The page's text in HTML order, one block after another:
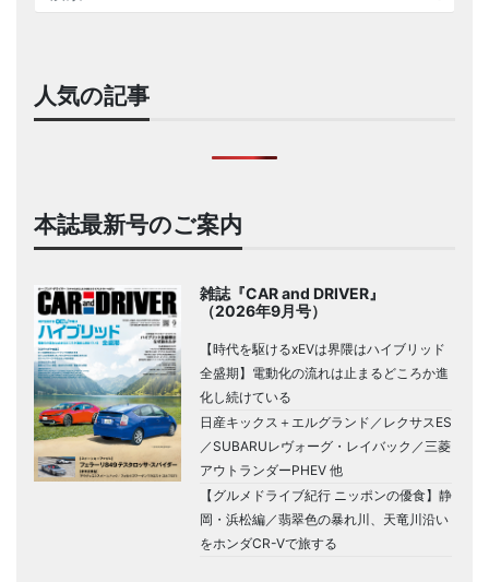
人気の記事
本誌最新号のご案内
雑誌『CAR and DRIVER』
（2026年9月号）
【時代を駆けるxEVは界隈はハイブリッド
全盛期】電動化の流れは止まるどころか進
化し続けている
日産キックス＋エルグランド／レクサスES
／SUBARUレヴォーグ・レイバック／三菱
アウトランダーPHEV 他
【グルメドライブ紀行 ニッポンの優食】静
岡・浜松編／翡翠色の暴れ川、天竜川沿い
をホンダCR-Vで旅する